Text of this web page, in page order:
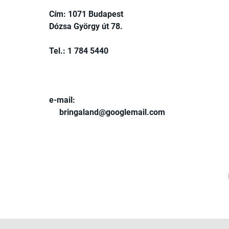
Cím: 1071 Budapest
Dózsa György út 78.
Tel.: 1 784 5440
e-mail:
bringaland@googlemail.com